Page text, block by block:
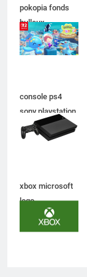
pokopia fonds
bulleux
console ps4
sony playstation
xbox microsoft
logo